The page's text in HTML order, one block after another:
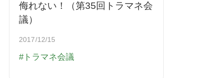
侮れない！（第35回トラマネ会
議）
2017/12/15
トラマネ会議